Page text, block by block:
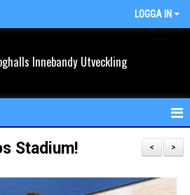
LOGGA IN
Innebandy Utveckling
>
<
Stadium!